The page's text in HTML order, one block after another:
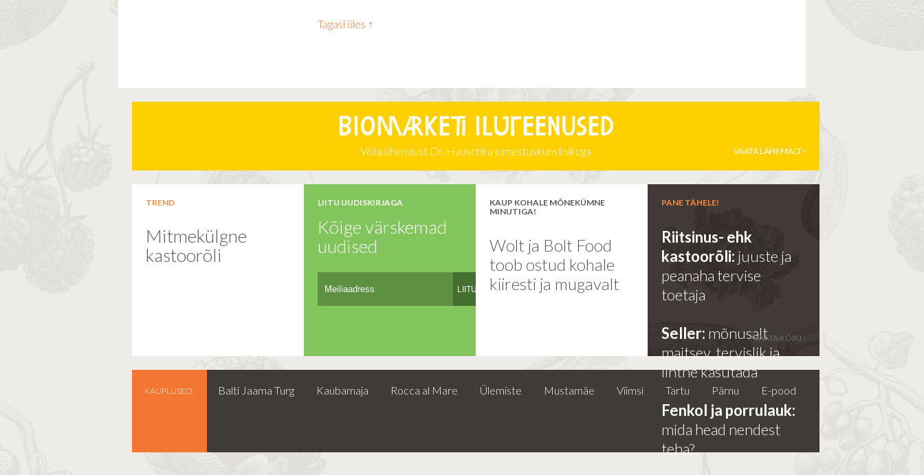
Tagasi üles ↑
Biomarketi iluteenused
Võta ühendust Dr. Hauschka jumestuskunstnikuga VAATA LÄHEMALT
TREND
Mitmekülgne
kastoorõli
LIITU UUDISKIRJAGA
Kõige värskemad
uudised
LIITU
KAUP KOHALE MÕNEKÜMNE
MINUTIGA!
Wolt ja Bolt Food
toob ostud kohale
kiiresti ja mugavalt
PANE TÄHELE!
Riitsinus- ehk
kastoorõli: juuste ja
peanaha tervise
toetaja
Seller: mõnusalt
maitsev, tervislik ja
lihtne kasutada
Fenkol ja porrulauk:
mida head nendest
teha?
VAATA KÕIKI ›
KAUPLUSED: Balti Jaama Turg Kaubamaja Rocca al Mare Ülemiste Mustamäe Viimsi Tartu Pärnu E-pood